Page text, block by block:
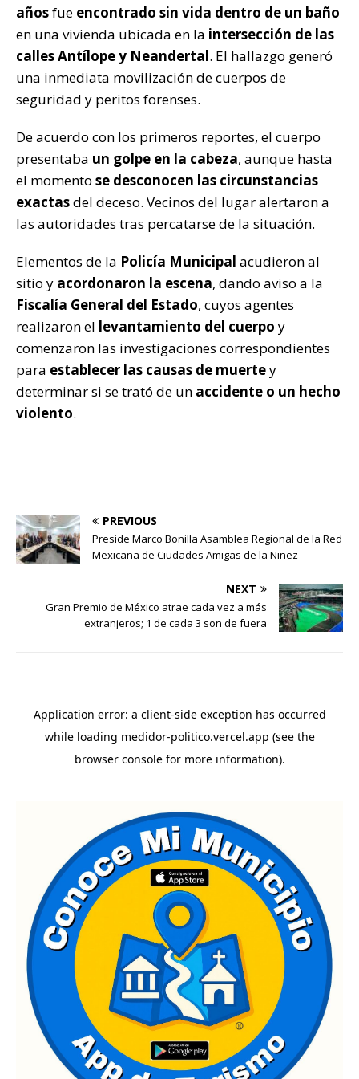
k
añosfue encontrado sin vida dentro de un baño
en una vivienda ubicada en la intersección de las
calles Antílope y Neandertal. El hallazgo generó
una inmediata movilización de cuerpos de
seguridad y peritos forenses.
De acuerdo con los primeros reportes, el cuerpo
presentaba un golpe en la cabeza, aunque hasta
el momento se desconocen las circunstancias
exactasdel deceso. Vecinos del lugar alertaron a
las autoridades tras percatarse de la situación.
Elementos de la Policía Municipal acudieron al
sitio y acordonaron la escena, dando aviso a la
Fiscalía General del Estado, cuyos agentes
realizaron el levantamiento del cuerpo y
comenzaron las investigaciones correspondientes
para establecer las causas de muertey
determinar si se trató de un accidente o un hecho
violento.
PREVIOUS
Preside Marco Bonilla Asamblea Regional de la Red
Mexicana de Ciudades Amigas de la Niñez
NEXT
Gran Premio de México atrae cada vez a más
extranjeros; 1 de cada 3 son de fuera